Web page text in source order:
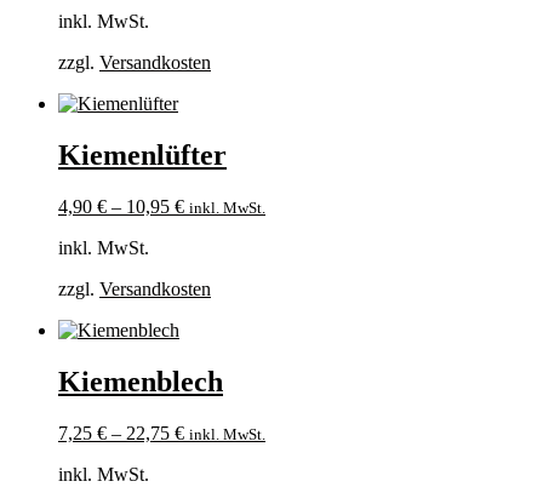
inkl. MwSt.
zzgl. Versandkosten
Kiemenlüfter
4,90 € – 10,95 € inkl. MwSt.
inkl. MwSt.
zzgl. Versandkosten
Kiemenblech
7,25 € – 22,75 € inkl. MwSt.
inkl. MwSt.